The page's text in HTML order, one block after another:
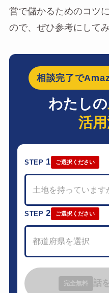
営で儲かるためのコツ
ので、ぜひ参考にして
相談完了で
わたしの
活
STEP 1 ご選択ください
土地を持っています
STEP2 ご選択ください
都道府県を選択
完全無料 話